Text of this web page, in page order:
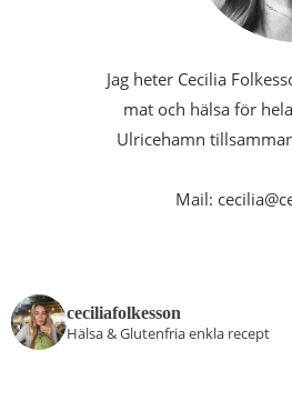
Jag heter Cecilia
mat och hälsa för
Ulricehamn
Mail:
ceciliafolkesson
Hälsa & Glutenfria enkla recept